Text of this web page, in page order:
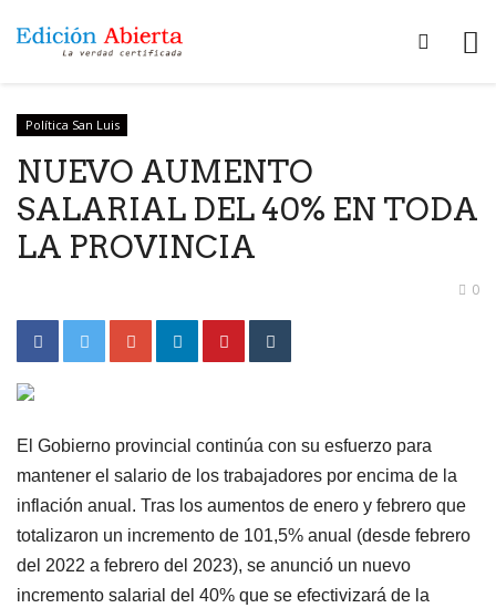
Política San Luis
NUEVO AUMENTO
SALARIAL DEL 40% EN TODA
LA PROVINCIA
0
El Gobierno provincial continúa con su esfuerzo para
mantener el salario de los trabajadores por encima de la
inflación anual. Tras los aumentos de enero y febrero que
totalizaron un incremento de 101,5% anual (desde febrero
del 2022 a febrero del 2023), se anunció un nuevo
incremento salarial del 40% que se efectivizará de la